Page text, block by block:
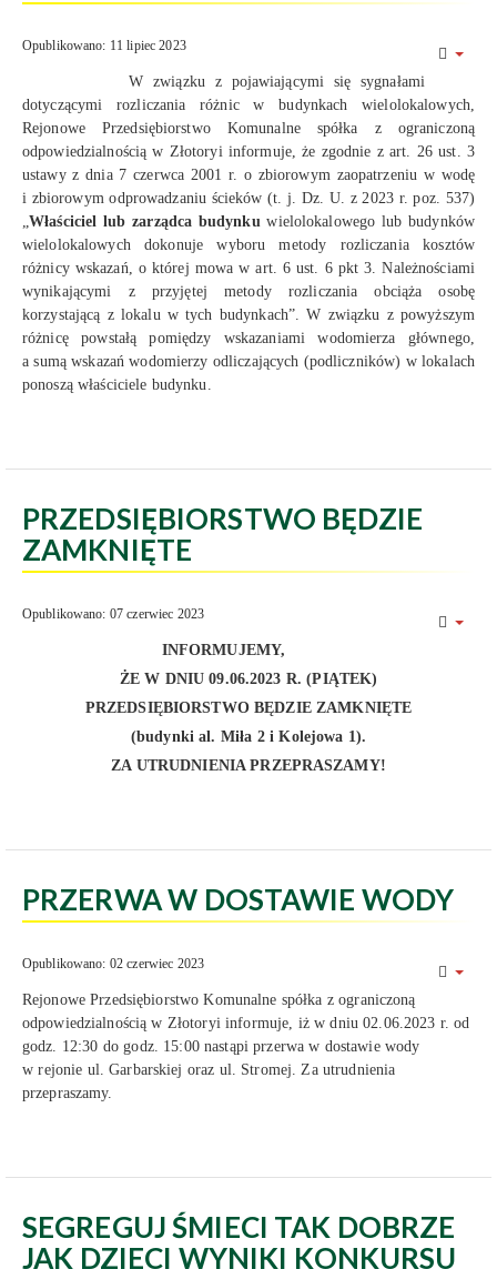
Opublikowano: 11 lipiec 2023
W związku z pojawiającymi się sygnałami
dotyczącymi rozliczania różnic w budynkach wielolokalowych,
Rejonowe Przedsiębiorstwo Komunalne spółka z ograniczoną
odpowiedzialnością w Złotoryi informuje, że zgodnie z art. 26 ust. 3
ustawy z dnia 7 czerwca 2001 r. o zbiorowym zaopatrzeniu w wodę
i zbiorowym odprowadzaniu ścieków (t. j. Dz. U. z 2023 r. poz. 537)
„Właściciel lub zarządca budynkuwielolokalowego lub budynków
wielolokalowych dokonuje wyboru metody rozliczania kosztów
różnicy wskazań, o której mowa w art. 6 ust. 6 pkt 3. Należnościami
wynikającymi z przyjętej metody rozliczania obciąża osobę
korzystającą z lokalu w tych budynkach”. W związku z powyższym
różnicę powstałą pomiędzy wskazaniami wodomierza głównego,
a sumą wskazań wodomierzy odliczających (podliczników) w lokalach
ponoszą właściciele budynku.
PRZEDSIĘBIORSTWO BĘDZIE
ZAMKNIĘTE
Opublikowano: 07 czerwiec 2023
INFORMUJEMY,
ŻE W DNIU 09.06.2023 R. (PIĄTEK)
PRZEDSIĘBIORSTWO BĘDZIE ZAMKNIĘTE
(budynki al. Miła 2 i Kolejowa 1).
ZA UTRUDNIENIA PRZEPRASZAMY!
PRZERWA W DOSTAWIE WODY
Opublikowano: 02 czerwiec 2023
Rejonowe Przedsiębiorstwo Komunalne spółka z ograniczoną
odpowiedzialnością w Złotoryi informuje, iż w dniu 02.06.2023 r. od
godz. 12:30 do godz. 15:00 nastąpi przerwa w dostawie wody
w rejonie ul. Garbarskiej oraz ul. Stromej. Za utrudnienia
przepraszamy.
SEGREGUJ ŚMIECI TAK DOBRZE
JAK DZIECI WYNIKI KONKURSU